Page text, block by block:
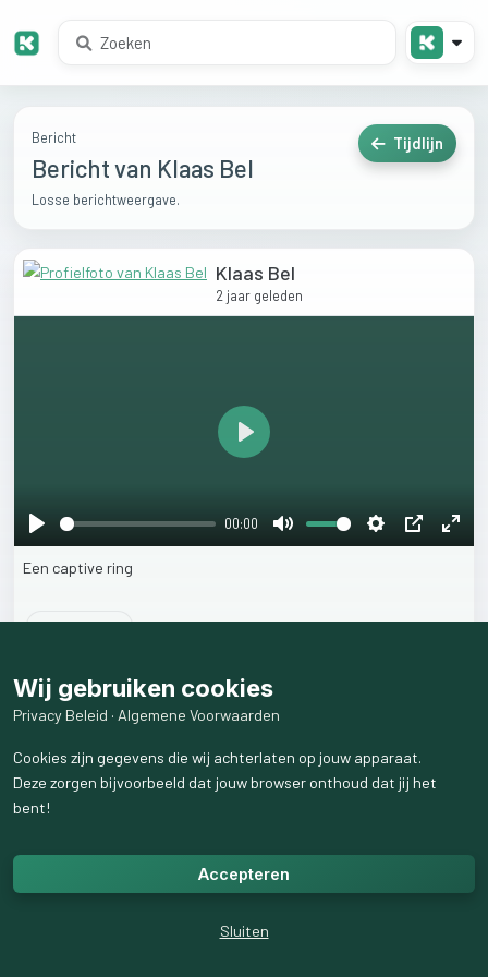
Bericht
Bericht van Klaas Bel
Losse berichtweergave.
Tijdlijn
Klaas Bel
2 jaar geleden
Play
00:00
Mute Settings
PIP
Enter
Play
Een captive ring
26weergaven
Wij gebruiken cookies
Privacy Beleid · Algemene Voorwaarden
Cookies zijn gegevens die wij achterlaten op jouw apparaat.
Deze zorgen bijvoorbeeld dat jouw browser onthoud dat jij het
bent!
Accepteren
Sluiten